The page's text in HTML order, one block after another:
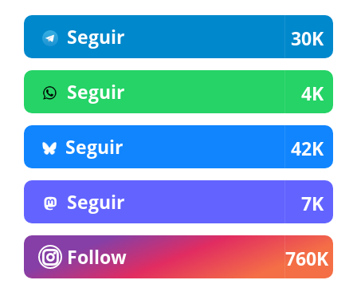
Seguir 30K
Seguir 4K
Seguir 42K
Seguir 7K
Follow 760K